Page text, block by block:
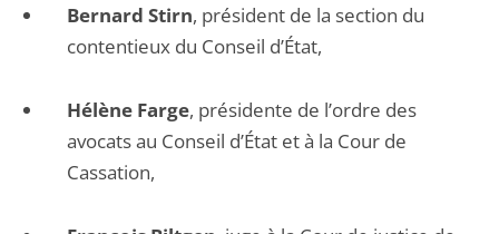
Bernard Stirn, président de la section du
contentieux du Conseil d’État,
Hélène Farge, présidente de l’ordre des
avocats au Conseil d’État et à la Cour de
Cassation,